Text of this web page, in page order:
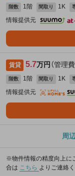
階数 1階 間取り 1K
情報提供元
賃貸 5.7万円 （管理
階数 1階 間取り 1K
情報提供元
周
※物件情報の精度向上に
合は こちら よりご連絡く